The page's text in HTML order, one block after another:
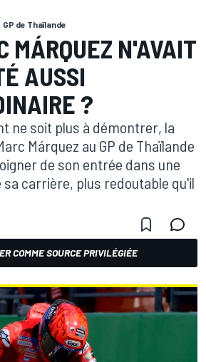
GP de Thaïlande
MÁRQUEZ N'AVAIT
AUSSI
?
ne soit plus à démontrer, la
Márquez au GP de Thaïlande
de son entrée dans une
sa carrière, plus redoutable qu'il
COMME SOURCE PRIVILÉGIÉE